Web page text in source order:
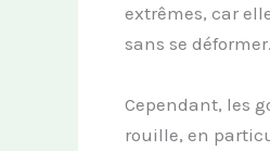
extrêmes, car
sans se déformer.
Cependant, les
rouille, en